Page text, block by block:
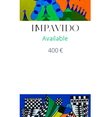
IMPAVIDO
Available
400€